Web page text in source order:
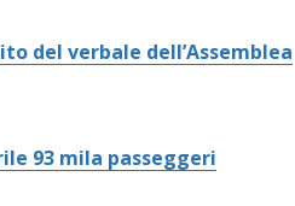
del verbale dell’Assemblea
93 mila passeggeri